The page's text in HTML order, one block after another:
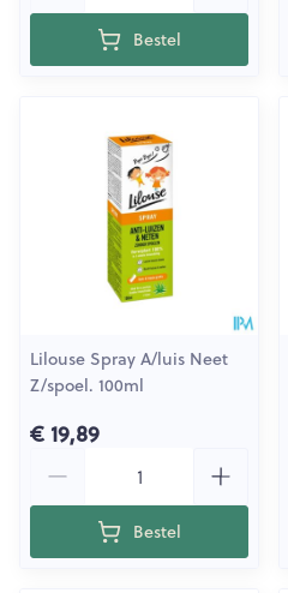
Bestel
Lilouse Spray A/luis Neet
Z/spoel. 100ml
€ 19,89
Bestel